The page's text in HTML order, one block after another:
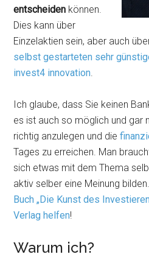
entscheiden können.
Dies kann über
Einzelaktien sein, aber auch
selbst gestarteten sehr
invest4 innovation.
Ich glaube, dass Sie keinen
es ist auch so möglich und gar
richtig anzulegen und die
Tages zu erreichen. Man
sich etwas mit dem Thema
aktiv selber eine Meinung
Buch „Die Kunst des
Verlag helfen!
Warum ich?